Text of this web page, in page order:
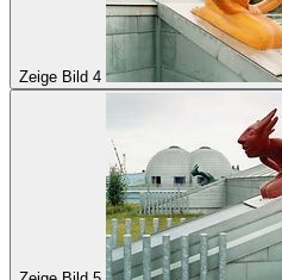
Zeige Bild 4